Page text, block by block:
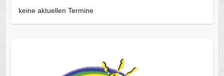
keine aktuellen Termine